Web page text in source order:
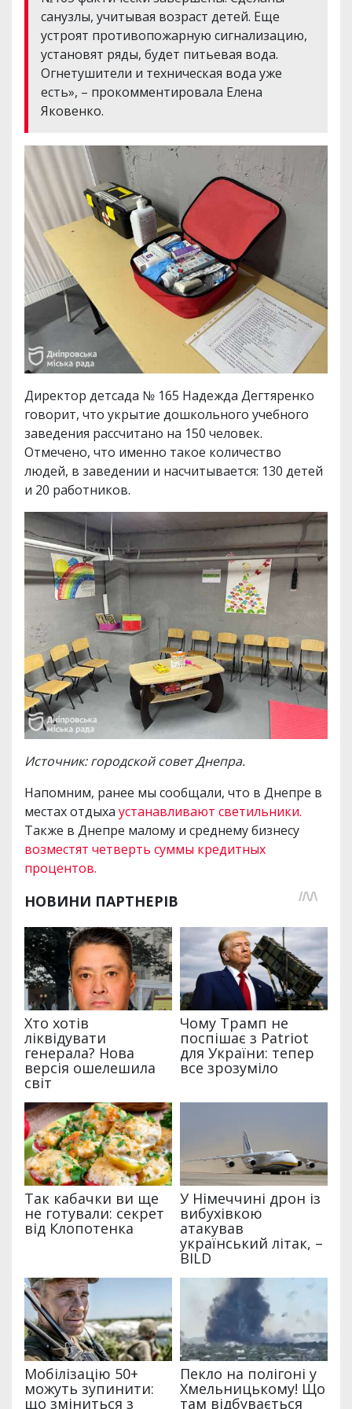
санузлы, учитывая возраст детей. Еще
устроят противопожарную сигнализацию,
установят ряды, будет питьевая вода.
Огнетушители и техническая вода уже
есть», – прокомментировала Елена
Яковенко.
Директор детсада № 165 Надежда Дегтяренко
говорит, что укрытие дошкольного учебного
заведения рассчитано на 150 человек.
Отмечено, что именно такое количество
людей, в заведении и насчитывается: 130 детей
и 20 работников.
Источник: городской совет Днепра.
Напомним, ранее мы сообщали, что в Днепре в
местах отдыха устанавливают светильники.
Также в Днепре малому и среднему бизнесу
возместят четверть суммы кредитных
процентов.